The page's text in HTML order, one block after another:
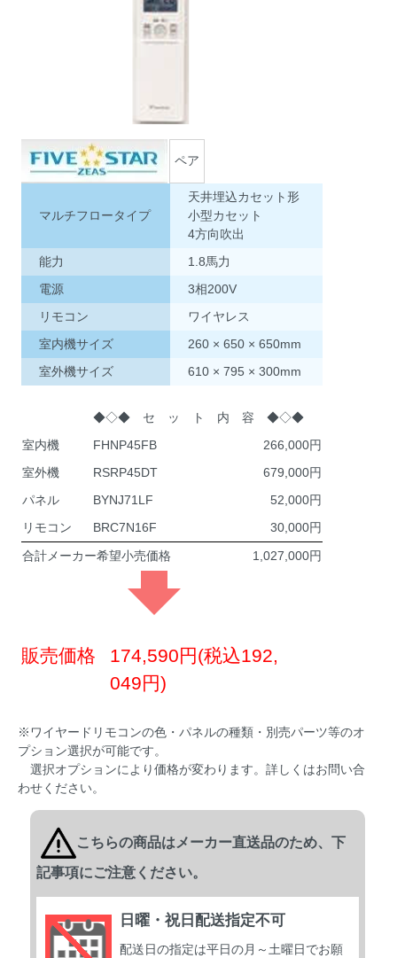
ペア
マルチフロータイプ
天井埋込カセット形
小型カセット
4方向吹出
能力
1.8馬力
電源
3相200V
リモコン
ワイヤレス
室内機サイズ
260 × 650 × 650mm
室外機サイズ
610 × 795 × 300mm
◆◇◆ セ ッ ト 内 容 ◆◇◆
室内機
FHNP45FB
266,000
室外機
RSRP45DT
679,000
パネル
BYNJ71LF
52,000
リモコン
BRC7N16F
30,000
合計メーカー希望小売価格
1,027,000
販売価格
174,590円(税込192,
049円)
※ワイヤードリモコンの色・パネルの種類・別売パーツ等のオ
プション選択が可能です。
選択オプションにより価格が変わります。詳しくはお問い合
わせください。
こちらの商品はメーカー直送品のため、下
記事項にご注意ください。
日曜・祝日配送指定不可
配送日の指定は平日の月～土曜日でお願